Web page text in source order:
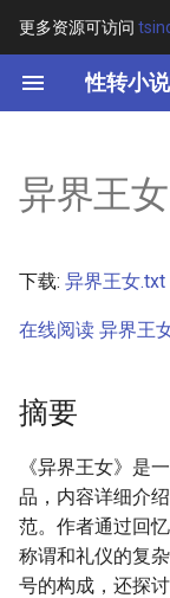
更多资源可访问
性转小
键
开
搜
索
其他信息
正文
异界王女
下载: 异界王女.txt
在线阅读 异界王
摘要
《异界王女》是
品，内容详细介
范。作者通过回
称谓和礼仪的复
号的构成，还探